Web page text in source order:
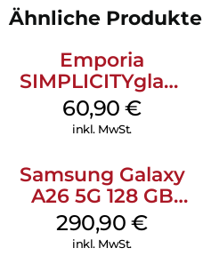
Ähnliche Produkte
Emporia
SIMPLICITYglam
Schwarz
60,90€
inkl. MwSt.
Samsung Galaxy
A26 5G 128 GB
White
290,90€
inkl. MwSt.